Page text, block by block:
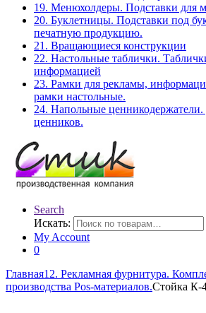
19. Менюхолдеры. Подставки для
20. Буклетницы. Подставки под
печатную продукцию.
21. Вращающиеся конструкции
22. Настольные таблички.
информацией
23. Рамки для рекламы,
рамки настольные.
24. Напольные
ценников.
Search
Искать:
My Account
0
Главная12. Рекламная фурнитура.
производства Pos-материалов.Стойка К-